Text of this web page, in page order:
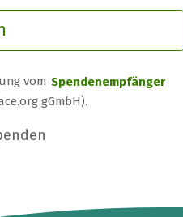
vom Spendenempfänger
gGmbH).
€